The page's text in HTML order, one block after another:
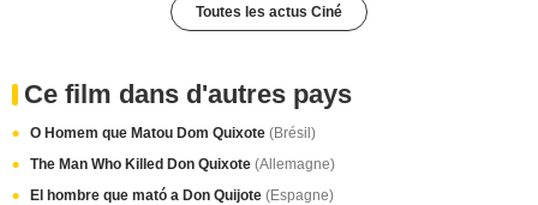
Toutes les actus Ciné
Ce film dans d'autres pays
O Homem que Matou Dom Quixote (Brésil)
The Man Who Killed Don Quixote (Allemagne)
El hombre que mató a Don Quijote (Espagne)